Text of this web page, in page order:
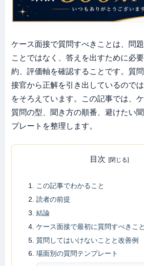
ケース面接で質問すべきことは、問
ことではなく、答えを出すために必
約、評価軸を確認することです。質
接官から正解を引き出しているので
をそろえています。この記事では、
質問の型、聞き方の順番、避けたい
プレートを整理します。
目次
この記事でわかること
読者の前提
結論
ケース面接で最初に質問すべきこと
質問してはいけないことと改善例
場面別の質問テンプレート